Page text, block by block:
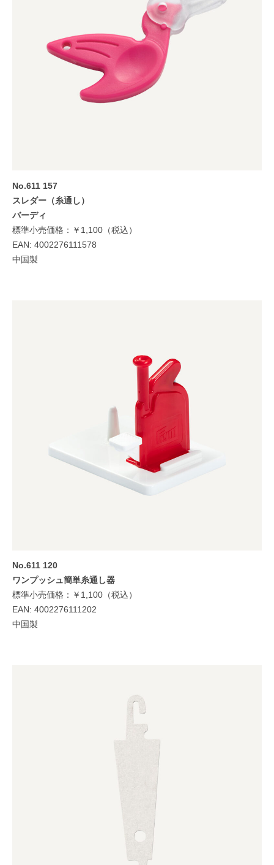
No.611 157
スレダー（糸通し）
バーディ
標準小売価格：￥1,100（税込）
EAN: 4002276111578
中国製
No.611 120
ワンプッシュ簡単糸通し器
標準小売価格：￥1,100（税込）
EAN: 4002276111202
中国製